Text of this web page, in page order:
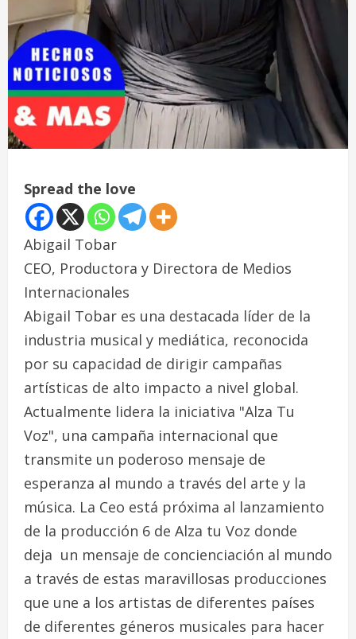
Spread the love
Abigail Tobar
CEO, Productora y Directora de Medios
Internacionales
Abigail Tobar es una destacada líder de la
industria musical y mediática, reconocida
por su capacidad de dirigir campañas
artísticas de alto impacto a nivel global.
Actualmente lidera la iniciativa "Alza Tu
Voz", una campaña internacional que
transmite un poderoso mensaje de
esperanza al mundo a través del arte y la
música. La Ceo está próxima al lanzamiento
de la producción 6 de Alza tu Voz donde
deja un mensaje de concienciación al mundo
a través de estas maravillosas producciones
que une a los artistas de diferentes países
de diferentes géneros musicales para hacer